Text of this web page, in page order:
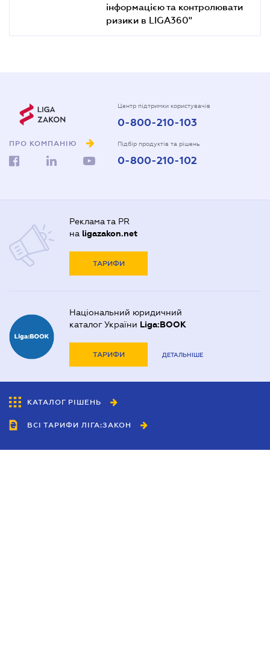
інформацією та контролювати
ризики в LIGA360"
ПРО КОМПАНІЮ
Центр підтримки користувачів
0-800-210-103
Підбір продуктів та рішень
0-800-210-102
Реклама та PR
на ligazakon.net
ТАРИФИ
Національний юридичний
каталог України Liga:BOOK
ТАРИФИ ДЕТАЛЬНІШЕ
КАТАЛОГ РІШЕНЬ
ВСІ ТАРИФИ ЛІГА:ЗАКОН